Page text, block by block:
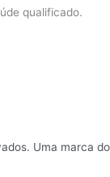
qualificado.
Uma marca do